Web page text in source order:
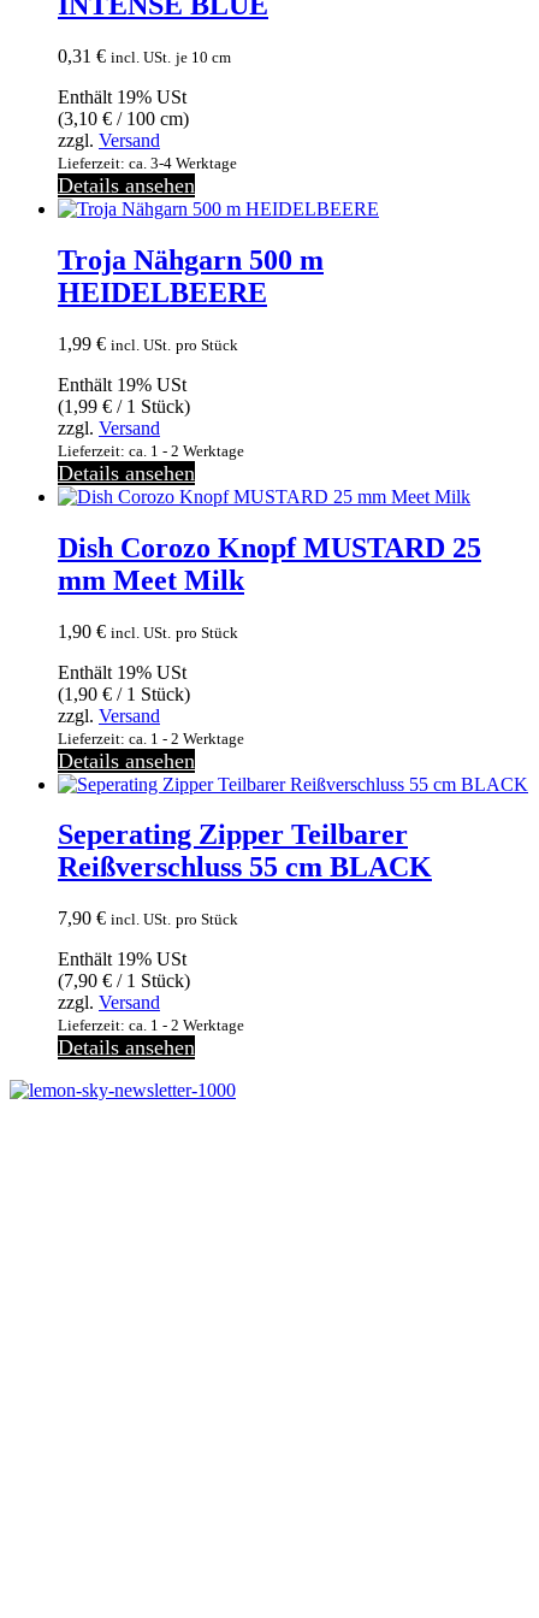
0,31 € incl. USt. je 10 cm
Enthält 19% USt
(3,10 € / 100 cm)
zzgl. Versand
Lieferzeit: ca. 3-4 Werktage
Details ansehen
Troja Nähgarn 500 m
HEIDELBEERE
1,99 € incl. USt. pro Stück
Enthält 19% USt
(1,99 € / 1 Stück)
zzgl. Versand
Lieferzeit: ca. 1 - 2 Werktage
Details ansehen
Dish Corozo Knopf MUSTARD 25
mm Meet Milk
1,90 € incl. USt. pro Stück
Enthält 19% USt
(1,90 € / 1 Stück)
zzgl. Versand
Lieferzeit: ca. 1 - 2 Werktage
Details ansehen
Seperating Zipper Teilbarer
Reißverschluss 55 cm BLACK
7,90 € incl. USt. pro Stück
Enthält 19% USt
(7,90 € / 1 Stück)
zzgl. Versand
Lieferzeit: ca. 1 - 2 Werktage
Details ansehen